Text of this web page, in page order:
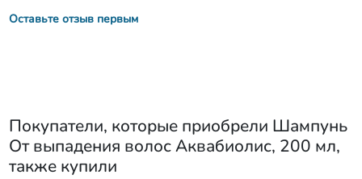
Оставьте отзыв первым
Покупатели, которые приобрели Шампунь
От выпадения волос Аквабиолис, 200 мл,
также купили